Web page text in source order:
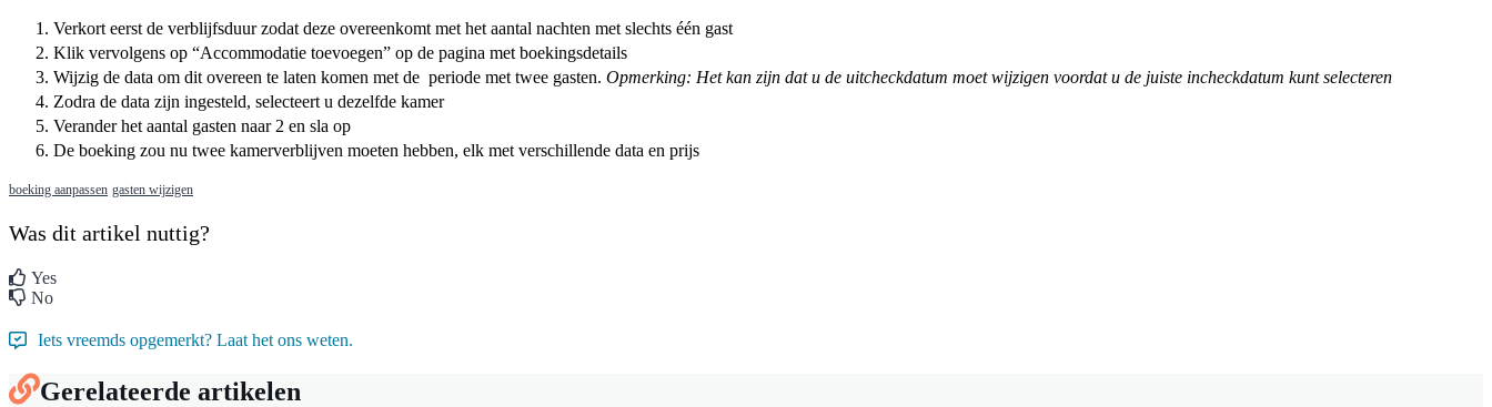
Verkort eerst de verblijfsduur zodat deze overeenkomt met het aantal nachten met slechts één gast
Klik vervolgens op “Accommodatie toevoegen” op de pagina met boekingsdetails
Wijzig de data om dit overeen te laten komen met de periode met twee gasten. Opmerking: Het kan zijn dat u de uitcheckdatum moet wijzigen voordat u de juiste incheckdatum kunt selecteren
Zodra de data zijn ingesteld, selecteert u dezelfde kamer
Verander het aantal gasten naar 2 en sla op
De boeking zou nu twee kamerverblijven moeten hebben, elk met verschillende data en prijs
boeking aanpassen gasten wijzigen
Was dit artikel nuttig?
Yes
No
Iets vreemds opgemerkt? Laat het ons weten.
Gerelateerde artikelen